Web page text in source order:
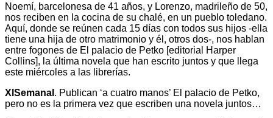
Noemí, barcelonesa de 41 años, y Lorenzo, madrileño de 50,
nos reciben en la cocina de su chalé, en un pueblo toledano.
Aquí, donde se reúnen cada 15 días con todos sus hijos -ella
tiene una hija de otro matrimonio y él, otros dos-, nos hablan
entre fogones de El palacio de Petko [editorial Harper
Collins], la última novela que han escrito juntos y que llega
este miércoles a las librerías.
XlSemanal . Publican ‘a cuatro manos’ El palacio de Petko,
pero no es la primera vez que escriben una novela juntos…